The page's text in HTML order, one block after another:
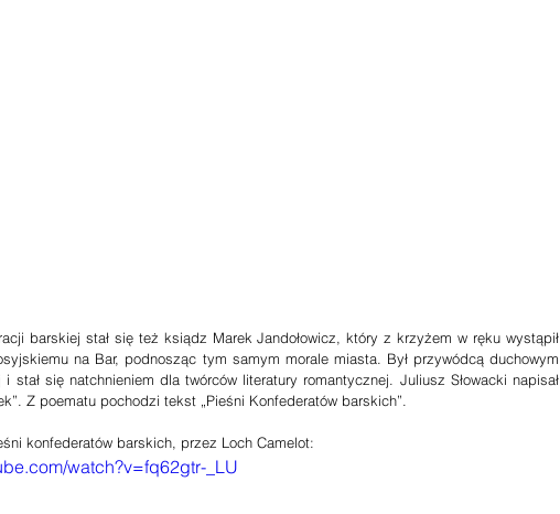
barskiej stał się też ksiądz Marek Jandołowicz, który z krzyżem w ręku wystąpił
na Bar, podnosząc tym samym morale miasta. Był przywódcą duchowym
stał się natchnieniem dla twórców literatury romantycznej. Juliusz Słowacki napisał
Z poematu pochodzi tekst „Pieśni Konfederatów barskich”.
konfederatów barskich, przez Loch Camelot:
watch?v=fq62gtr-_LU